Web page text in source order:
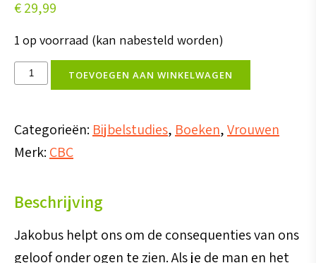
€29,99
1 op voorraad (kan nabesteld worden)
Jakobus
uit
geloof
werkboek
aantal
TOEVOEGEN AAN WINKELWAGEN
Categorieën: Bijbelstudies, Boeken,Vrouwen
Merk: CBC
Beschrijving
Jakobus helpt ons om de consequenties van ons
geloof onder ogen te zien. Als je de man en het